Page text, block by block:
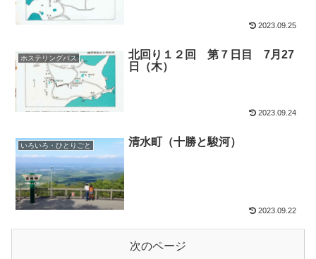
2023.09.25
ホステリングバス
北回り１２回 第７日目 7月27
日（木）
2023.09.24
いろいろ・ひとりごと 清水町（十勝と駿河）
2023.09.22
次のページ